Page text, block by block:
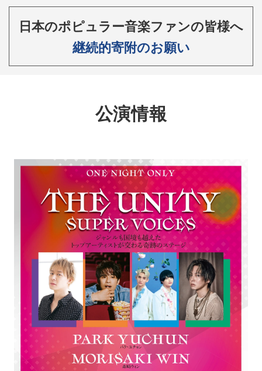
日本のポピュラー音楽ファンの皆様へ
継続的寄附のお願い
公演情報